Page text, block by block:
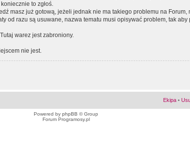
to zgłoś.
masz już gotową, jeżeli jednak nie ma takiego problemu na Forum,
od razu są usuwane, nazwa tematu musi opisywać problem, tak
warez jest zabroniony.
nie jest.
Ekipa •
Powered by phpBB © Group
Forum Programosy.pl